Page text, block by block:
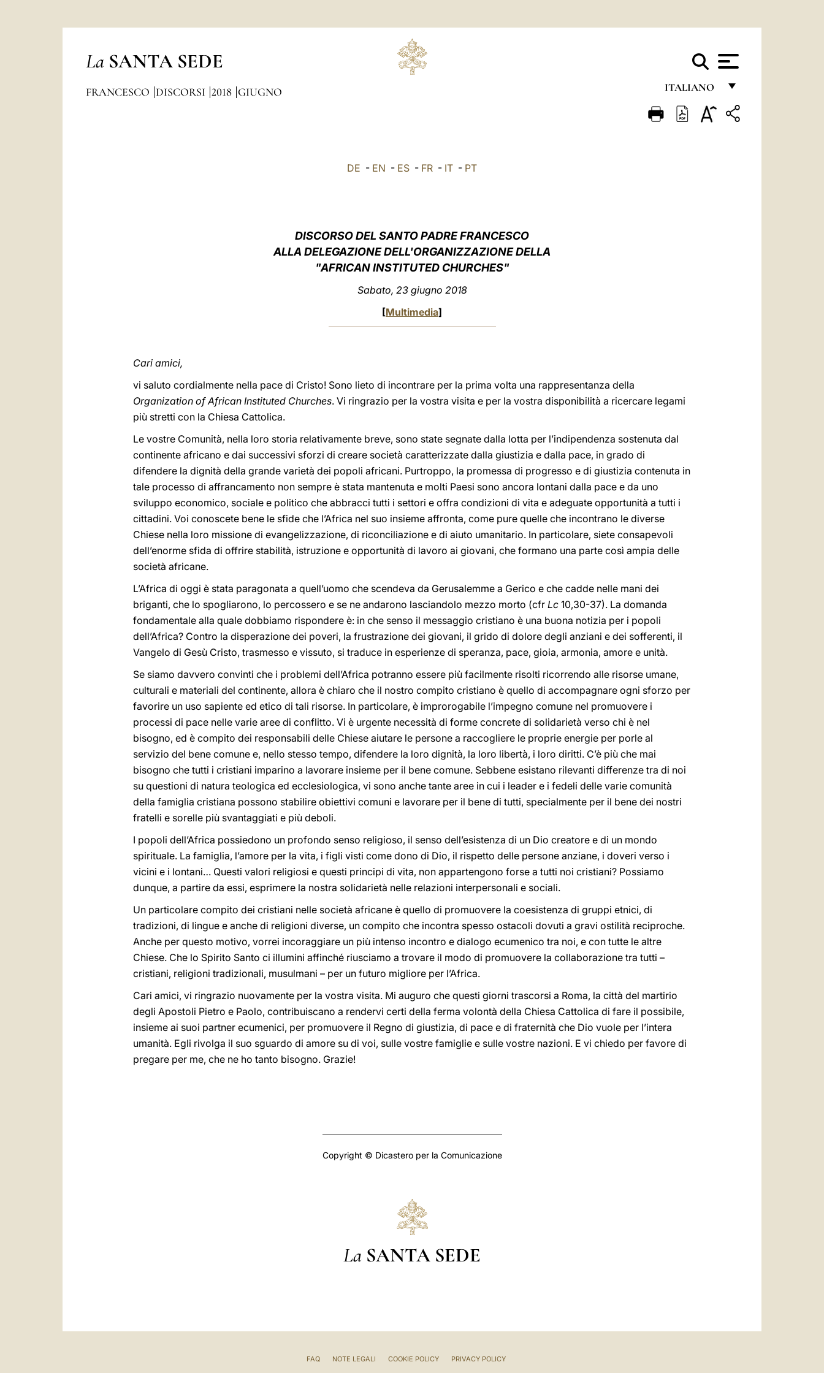
La SANTA SEDE
ITALIANO
FRANÇAIS
FRANCESCO DISCORSI 2018 GIUGNO
DE - EN - ES - FR - IT - PT
DISCORSO DEL SANTO PADRE FRANCESCO
ALLA DELEGAZIONE DELL'ORGANIZZAZIONE DELLA
"AFRICAN INSTITUTED CHURCHES"
Sabato, 23 giugno 2018
[Multimedia]
Cari amici,
vi saluto cordialmente nella pace di Cristo! Sono lieto di incontrare per la prima volta una rappresentanza della
Organization of African Instituted Churches. Vi ringrazio per la vostra visita e per la vostra disponibilità a ricercare legami
più stretti con la Chiesa Cattolica.
Le vostre Comunità, nella loro storia relativamente breve, sono state segnate dalla lotta per l’indipendenza sostenuta dal
continente africano e dai successivi sforzi di creare società caratterizzate dalla giustizia e dalla pace, in grado di
difendere la dignità della grande varietà dei popoli africani. Purtroppo, la promessa di progresso e di giustizia contenuta in
tale processo di affrancamento non sempre è stata mantenuta e molti Paesi sono ancora lontani dalla pace e da uno
sviluppo economico, sociale e politico che abbracci tutti i settori e offra condizioni di vita e adeguate opportunità a tutti i
cittadini. Voi conoscete bene le sfide che l’Africa nel suo insieme affronta, come pure quelle che incontrano le diverse
Chiese nella loro missione di evangelizzazione, di riconciliazione e di aiuto umanitario. In particolare, siete consapevoli
dell’enorme sfida di offrire stabilità, istruzione e opportunità di lavoro ai giovani, che formano una parte così ampia delle
società africane.
L’Africa di oggi è stata paragonata a quell’uomo che scendeva da Gerusalemme a Gerico e che cadde nelle mani dei
briganti, che lo spogliarono, lo percossero e se ne andarono lasciandolo mezzo morto (cfr Lc 10,30-37). La domanda
fondamentale alla quale dobbiamo rispondere è: in che senso il messaggio cristiano è una buona notizia per i popoli
dell’Africa? Contro la disperazione dei poveri, la frustrazione dei giovani, il grido di dolore degli anziani e dei sofferenti, il
Vangelo di Gesù Cristo, trasmesso e vissuto, si traduce in esperienze di speranza, pace, gioia, armonia, amore e unità.
Se siamo davvero convinti che i problemi dell’Africa potranno essere più facilmente risolti ricorrendo alle risorse umane,
culturali e materiali del continente, allora è chiaro che il nostro compito cristiano è quello di accompagnare ogni sforzo per
favorire un uso sapiente ed etico di tali risorse. In particolare, è improrogabile l’impegno comune nel promuovere i
processi di pace nelle varie aree di conflitto. Vi è urgente necessità di forme concrete di solidarietà verso chi è nel
bisogno, ed è compito dei responsabili delle Chiese aiutare le persone a raccogliere le proprie energie per porle al
servizio del bene comune e, nello stesso tempo, difendere la loro dignità, la loro libertà, i loro diritti. C’è più che mai
bisogno che tutti i cristiani imparino a lavorare insieme per il bene comune. Sebbene esistano rilevanti differenze tra di noi
su questioni di natura teologica ed ecclesiologica, vi sono anche tante aree in cui i leader e i fedeli delle varie comunità
della famiglia cristiana possono stabilire obiettivi comuni e lavorare per il bene di tutti, specialmente per il bene dei nostri
fratelli e sorelle più svantaggiati e più deboli.
I popoli dell’Africa possiedono un profondo senso religioso, il senso dell’esistenza di un Dio creatore e di un mondo
spirituale. La famiglia, l’amore per la vita, i figli visti come dono di Dio, il rispetto delle persone anziane, i doveri verso i
vicini e i lontani… Questi valori religiosi e questi principi di vita, non appartengono forse a tutti noi cristiani? Possiamo
dunque, a partire da essi, esprimere la nostra solidarietà nelle relazioni interpersonali e sociali.
Un particolare compito dei cristiani nelle società africane è quello di promuovere la coesistenza di gruppi etnici, di
tradizioni, di lingue e anche di religioni diverse, un compito che incontra spesso ostacoli dovuti a gravi ostilità reciproche.
Anche per questo motivo, vorrei incoraggiare un più intenso incontro e dialogo ecumenico tra noi, e con tutte le altre
Chiese. Che lo Spirito Santo ci illumini affinché riusciamo a trovare il modo di promuovere la collaborazione tra tutti –
cristiani, religioni tradizionali, musulmani – per un futuro migliore per l’Africa.
Cari amici, vi ringrazio nuovamente per la vostra visita. Mi auguro che questi giorni trascorsi a Roma, la città del martirio
degli Apostoli Pietro e Paolo, contribuiscano a rendervi certi della ferma volontà della Chiesa Cattolica di fare il possibile,
insieme ai suoi partner ecumenici, per promuovere il Regno di giustizia, di pace e di fraternità che Dio vuole per l’intera
umanità. Egli rivolga il suo sguardo di amore su di voi, sulle vostre famiglie e sulle vostre nazioni. E vi chiedo per favore di
pregare per me, che ne ho tanto bisogno. Grazie!
Copyright © Dicastero per la Comunicazione
La SANTA SEDE
FAQ NOTE LEGALI COOKIE POLICY PRIVACY POLICY